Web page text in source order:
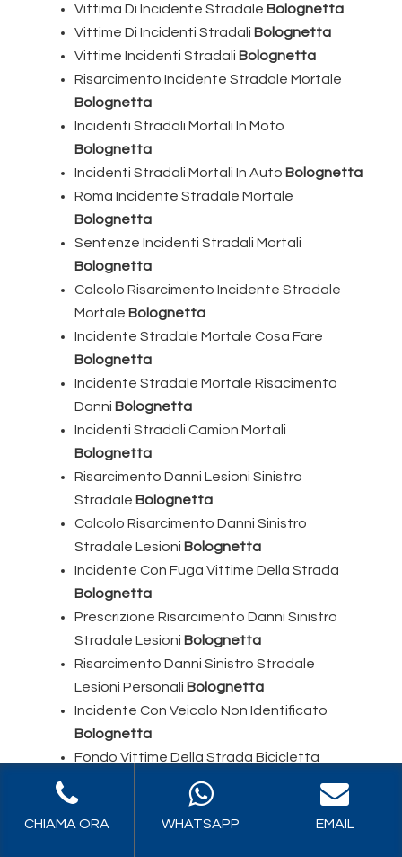
Vittima Di Incidente Stradale Bolognetta
Vittime Di Incidenti Stradali Bolognetta
Vittime Incidenti Stradali Bolognetta
Risarcimento Incidente Stradale Mortale
Bolognetta
Incidenti Stradali Mortali In Moto
Bolognetta
Incidenti Stradali Mortali In Auto Bolognetta
Roma Incidente Stradale Mortale
Bolognetta
Sentenze Incidenti Stradali Mortali
Bolognetta
Calcolo Risarcimento Incidente Stradale
Mortale Bolognetta
Incidente Stradale Mortale Cosa Fare
Bolognetta
Incidente Stradale Mortale Risacimento
Danni Bolognetta
Incidenti Stradali Camion Mortali
Bolognetta
Risarcimento Danni Lesioni Sinistro
Stradale Bolognetta
Calcolo Risarcimento Danni Sinistro
Stradale Lesioni Bolognetta
Incidente Con Fuga Vittime Della Strada
Bolognetta
Prescrizione Risarcimento Danni Sinistro
Stradale Lesioni Bolognetta
Risarcimento Danni Sinistro Stradale
Lesioni Personali Bolognetta
Incidente Con Veicolo Non Identificato
Bolognetta
Fondo Vittime Della Strada Bicicletta
Sinistro Veicolo Non Identificato Danni Cose
Bolognetta
CHIAMA ORA WHATSAPP EMAIL